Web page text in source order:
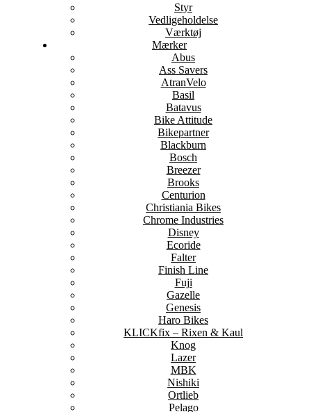
Styr
Vedligeholdelse
Værktøj
Mærker
Abus
Ass Savers
AtranVelo
Basil
Batavus
Bike Attitude
Bikepartner
Blackburn
Bosch
Breezer
Brooks
Centurion
Christiania Bikes
Chrome Industries
Disney
Ecoride
Falter
Finish Line
Fuji
Gazelle
Genesis
Haro Bikes
KLICKfix – Rixen & Kaul
Knog
Lazer
MBK
Nishiki
Ortlieb
Pelago